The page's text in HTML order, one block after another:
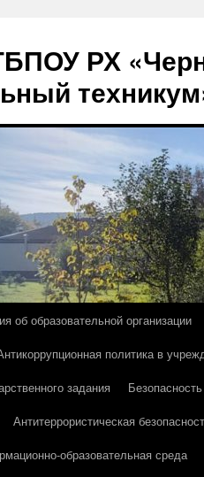
РХ
об образовательной организации
политика в
задания
Безопасность
Антитеррористическая
образовательная среда